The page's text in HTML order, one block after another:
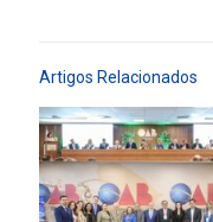
Artigos Relacionados